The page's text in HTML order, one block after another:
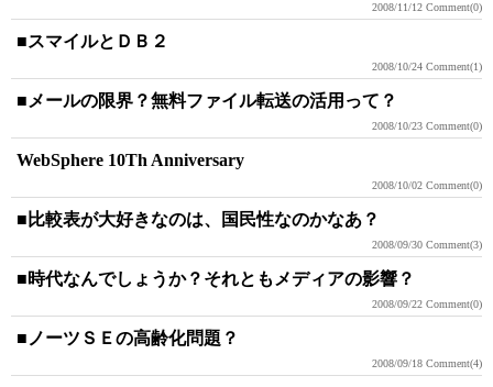
2008/11/12 Comment(0)
■スマイルとＤＢ２
2008/10/24 Comment(1)
■メールの限界？無料ファイル転送の活用って？
2008/10/23 Comment(0)
WebSphere 10Th Anniversary
2008/10/02 Comment(0)
■比較表が大好きなのは、国民性なのかなあ？
2008/09/30 Comment(3)
■時代なんでしょうか？それともメディアの影響？
2008/09/22 Comment(0)
■ノーツＳＥの高齢化問題？
2008/09/18 Comment(4)